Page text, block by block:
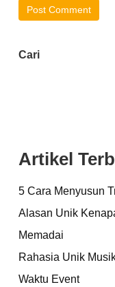
Cari
Artikel
5 Cara Menyusun
Alasan Unik
Memadai
Rahasia Unik
Waktu Event